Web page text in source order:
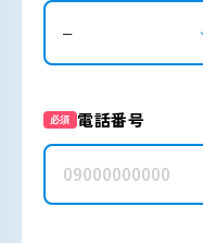
必須 電話番号